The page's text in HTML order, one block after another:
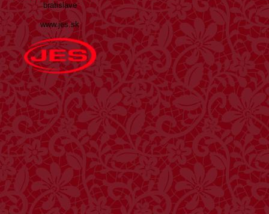
bratislave
www.jes.sk